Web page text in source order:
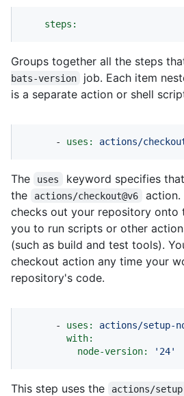
steps:
Groups together all the steps
bats-version
job. Each item
is a separate action or shell
- uses: actions/
The uses
keyword specifies
the
actions/checkout@v6
action.
checks out your repository onto
you to run scripts or other
(such as build and test tools).
checkout action any time your
repository's code.
- uses:
actions/setup-
with:
node-version:
'24'
This step uses the actions/setup-